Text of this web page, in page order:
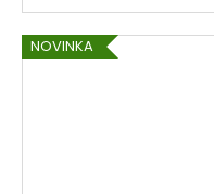
NOVINKA